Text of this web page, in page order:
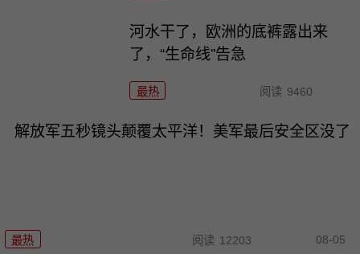
河水干了，欧洲的底裤露出来
了，“生命线”告急
最热 阅读 9460
解放军五秒镜头颠覆太平洋！美军最后安全区没了
最热 阅读 12203 08-05